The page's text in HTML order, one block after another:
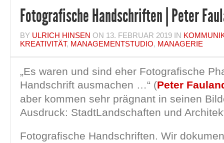
Fotografische Handschriften | Peter
BY ULRICH HINSEN ON 13. FEBRUAR 2019 IN
KREATIVITÄT, MANAGEMENTSTUDIO, MANAGERIE
„Es waren und sind eher Fotografische
Handschrift ausmachen …“ (Peter
aber kommen sehr prägnant in seinen
Ausdruck: StadtLandschaften und
Fotografische Handschriften. Wir